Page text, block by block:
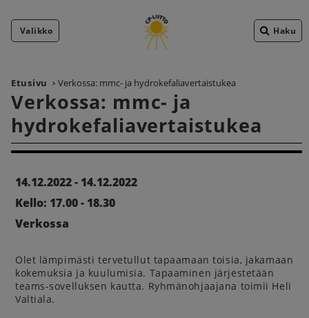
Valikko Haku
Etusivu Verkossa: mmc- ja hydrokefaliavertaistukea
Verkossa: mmc- ja
hydrokefaliavertaistukea
14.12.2022 - 14.12.2022
Kello: 17.00 - 18.30
Verkossa
Olet lämpimästi tervetullut tapaamaan toisia, jakamaan
kokemuksia ja kuulumisia. Tapaaminen järjestetään
teams-sovelluksen kautta. Ryhmänohjaajana toimii Heli
Valtiala.